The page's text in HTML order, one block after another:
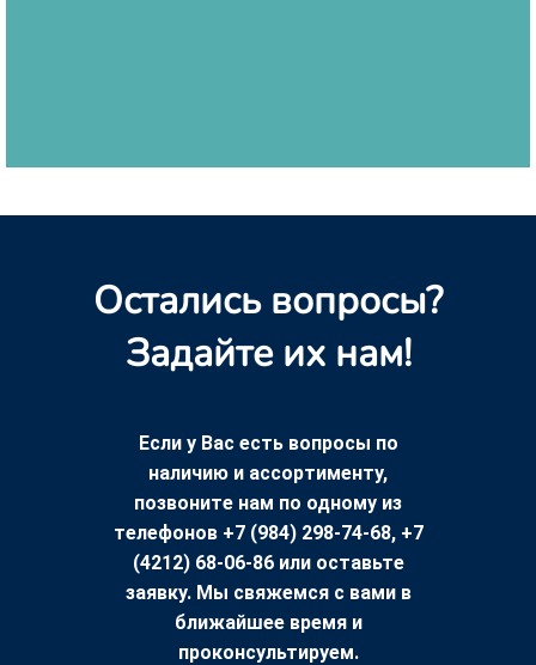
Остались вопросы?
Задайте их нам!
Если у Вас есть вопросы по
наличию и ассортименту,
позвоните нам по одному из
телефонов +7 (984) 298-74-68, +7
(4212) 68-06-86 или оставьте
заявку. Мы свяжемся с вами в
ближайшее время и
проконсультируем.